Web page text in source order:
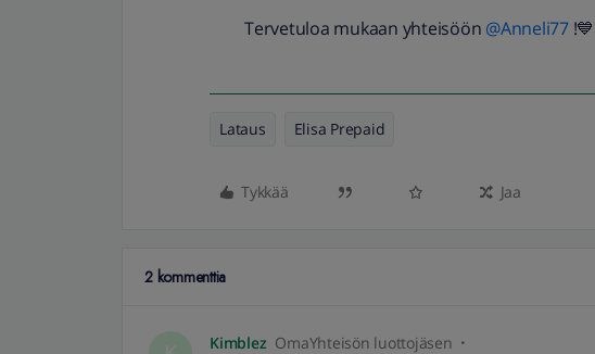
Tervetuloa mukaan yhteisöön ​ @Anneli77!💙
Lataus Elisa Prepaid
Tykkää Jaa
2 kommenttia
Kimblez OmaYhteisön luottojäsen